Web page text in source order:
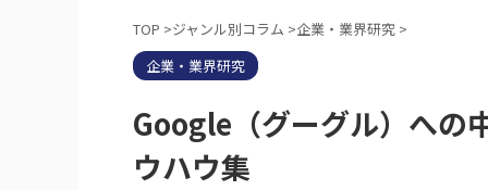
TOP >ジャンル別コラム >企業・業界研究 >
企業・業界研究
Google（グーグル）への
ウハウ集